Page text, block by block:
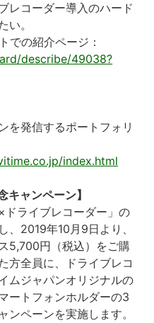
レコーダー導入のハード
い。
での紹介ページ：
describe/49038?
を発信するポートフォリ
index.html
ャンペーン】
ドライブレコーダー」の
、2019年10月9日より、
5,700円（税込）をご購
方全員に、ドライブレコ
ムジャパンオリジナルの
ートフォンホルダーの3
ンペーンを実施します。